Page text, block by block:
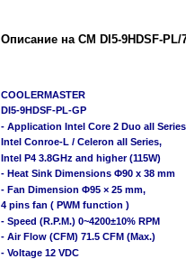
Описание на CM DI5-9HDSF-PL/
COOLERMASTER
DI5-9HDSF-PL-GP
- Application Intel Core 2 Duo all
Intel Conroe-L / Celeron all Series,
Intel P4 3.8GHz and higher (115W)
- Heat Sink Dimensions Φ90 x 38 mm
- Fan Dimension Φ95 × 25 mm,
4 pins fan ( PWM function )
- Speed (R.P.M.) 0~4200±10% RPM
- Air Flow (CFM) 71.5 CFM (Max.)
- Voltage 12 VDC